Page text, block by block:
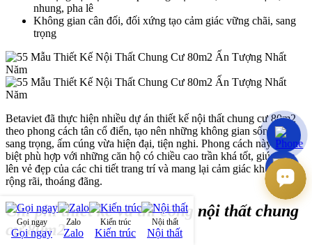
nhung, pha lê
Không gian cân đối, đối xứng tạo cảm giác vững chãi, sang
trọng
Betaviet đã thực hiện nhiều dự án thiết kế nội thất chung cư 80m2
theo phong cách tân cổ điển, tạo nên những không gian sống vừa
sang trọng, ấm cúng vừa hiện đại, tiện nghi. Phong cách này đặc
biệt phù hợp với những căn hộ có chiều cao trần khá tốt, giúp tôn
lên vẻ đẹp của các chi tiết trang trí và mang lại cảm giác không gian
rộng rãi, thoáng đãng.
Chi phí thiết kế và thi công nội thất chung
cư 80m2
Gọi ngay
Gọi ngay
Zalo
Zalo
Kiến trúc
Kiến trúc
Nội thất
Nội thất